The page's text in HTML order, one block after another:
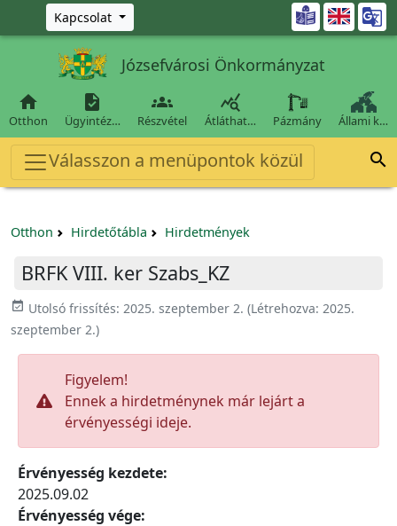
Ugrás a fő tartalomra
Kapcsolat 
Józsefvárosi Önkormányzat

Otthon

Ügyintéz…

Részvétel

Átláthat… Pázmány Állami k…
Válasszon a menüpontok közül 
Otthon Hirdetőtábla Hirdetmények
BRFK VIII. ker Szabs_KZ
event_available Utolsó frissítés: 2025. szeptember 2. (Létrehozva: 2025.
szeptember 2.)
Figyelem!
Ennek a hirdetménynek már lejárt a
érvényességi ideje.
Érvényesség kezdete:
2025.09.02
Érvényesség vége: